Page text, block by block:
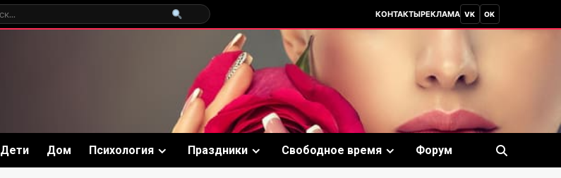
КОНТАКТЫРЕКЛАМА VK OK
Дети Дом Психология Праздники Свободное время Форум